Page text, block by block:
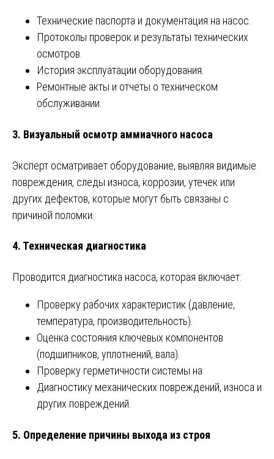
Технические паспорта и документация на насос.
Протоколы проверок и результаты технических
осмотров.
История эксплуатации оборудования.
Ремонтные акты и отчеты о техническом
обслуживании.
3. Визуальный осмотр аммиачного насоса
Эксперт осматривает оборудование, выявляя видимые
повреждения, следы износа, коррозии, утечек или
других дефектов, которые могут быть связаны с
причиной поломки.
4. Техническая диагностика
Проводится диагностика насоса, которая включает:
Проверку рабочих характеристик (давление,
температура, производительность).
Оценка состояния ключевых компонентов
(подшипников, уплотнений, вала).
Проверку герметичности системы на
Диагностику механических повреждений, износа и
других повреждений.
5. Определение причины выхода из строя